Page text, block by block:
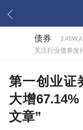
债券 3.46W
关注行业债券发
第一创业证
大增
文章”